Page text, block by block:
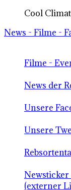
Cool
News - Filme -
Filme -
News der
Unsere
Unsere
(externer